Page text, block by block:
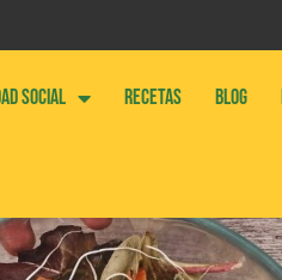
SOCIAL RECETAS BLOG